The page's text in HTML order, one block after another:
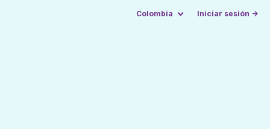
Colombia Iniciar sesión →